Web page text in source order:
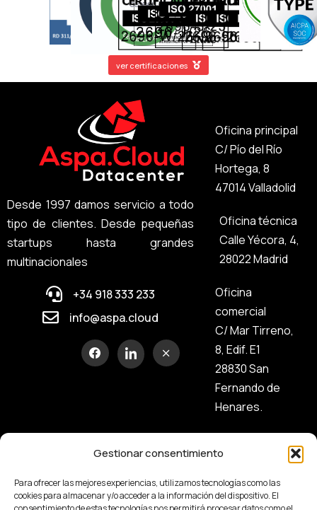
Gestionar consentimiento
Para ofrecer las mejores experiencias, utilizamos tecnologías como las
cookies para almacenar y/o acceder a la información del dispositivo. El
ver certificaciones
Desde 1997 damos servicio a todo
tipo de clientes. Desde pequeñas
startups hasta grandes
multinacionales
+34 918 333 233
info@aspa.cloud
Oficina principal
C/ Pío del Río
Hortega, 8
47014 Valladolid
Oficina técnica
Calle Yécora, 4,
28022 Madrid
Oficina
comercial
C/ Mar Tirreno,
8, Edif. E1
28830 San
Fernando de
Henares.